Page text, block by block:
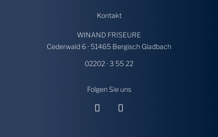
Kontakt
WINAND FRISEURE
Cederwald 6 · 51465 Bergisch Gladbach
02202 · 3 55 22
Folgen Sie uns